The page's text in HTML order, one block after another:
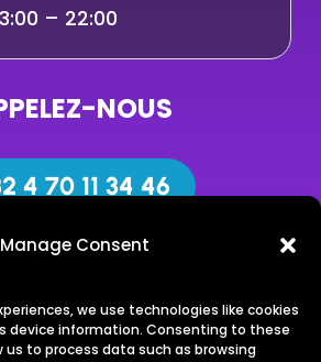
Manage Consent
we use technologies like cookies
device information. Consenting to these
us to process data such as browsing
– 22:00
NOUS
4 70 11 34 46
NOUS